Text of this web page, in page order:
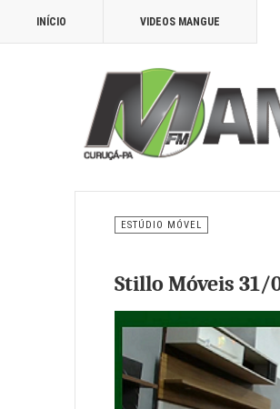
INÍCIO VIDEOS MANGUE
ESTÚDIO MÓVEL
Stillo Móveis 31/